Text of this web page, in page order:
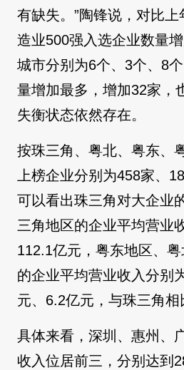
有缺失。”陶锋说，对比上
造业500强入选企业数量
城市分别为6个、3个、8
量增加最多，增加32家，
失衡状态依然存在。
按珠三角、粤北、粤东、
上榜企业分别为458家、
可以看出珠三角对大企业
三角地区的企业平均营业
112.1亿元，粤东地区、
的企业平均营业收入分别
元、6.2亿元，与珠三角相
具体来看，深圳、惠州、
收入位居前三，分别达到